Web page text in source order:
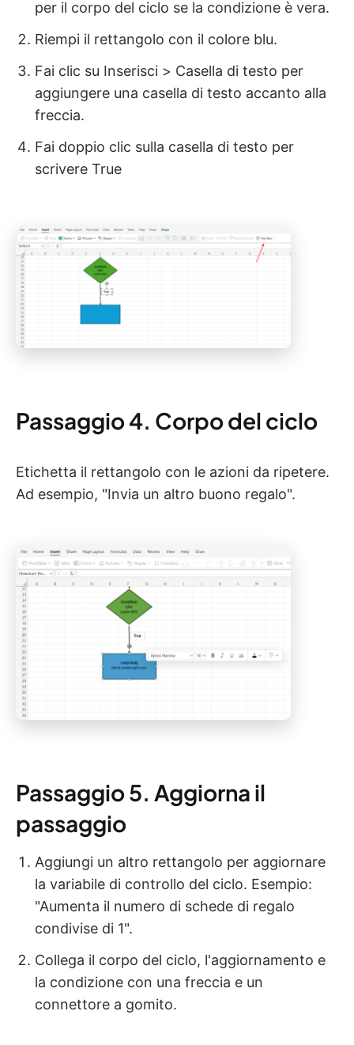
per il corpo del ciclo se la condizione è vera.
Riempi il rettangolo con il colore blu.
Fai clic su Inserisci > Casella di testo per
aggiungere una casella di testo accanto alla
freccia.
Fai doppio clic sulla casella di testo per
scrivere True
Passaggio 4. Corpo del ciclo
Etichetta il rettangolo con le azioni da ripetere.
Ad esempio, "Invia un altro buono regalo".
Passaggio 5. Aggiorna il
passaggio
Aggiungi un altro rettangolo per aggiornare
la variabile di controllo del ciclo. Esempio:
"Aumenta il numero di schede di regalo
condivise di 1".
Collega il corpo del ciclo, l'aggiornamento e
la condizione con una freccia e un
connettore a gomito.